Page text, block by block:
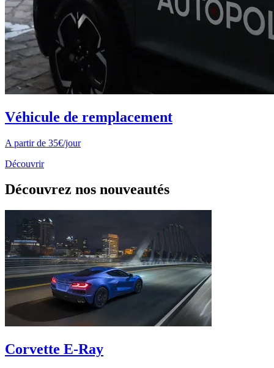
Véhicule de remplacement
A partir de 35€/jour
Découvrir
Découvrez nos nouveautés
Corvette E-Ray